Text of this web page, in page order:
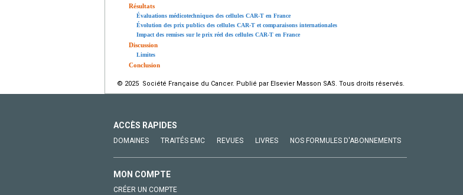
Résultats
Évaluations médicotechniques des cellules CAR-T en France
Évolution des prix publics des cellules CAR-T et comparaisons internationales
Impact des remises sur le prix réel des cellules CAR-T en France
Discussion
Limites
Conclusion
© 2025 Société Française du Cancer. Publié par Elsevier Masson SAS. Tous droits réservés.
ACCÈS RAPIDES
DOMAINES TRAITÉS EMC REVUES LIVRES NOS FORMULES D'ABONNEMENTS
MON COMPTE
CRÉER UN COMPTE